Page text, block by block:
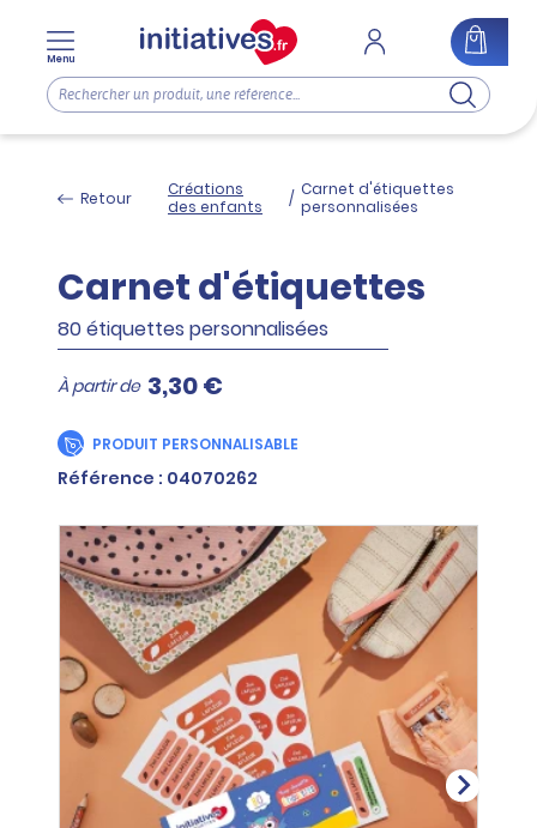
Menu
Retour
Créations
des enfants
/ Carnet d'étiquettes
personnalisées
Carnet d'étiquettes
80 étiquettes personnalisées
À partir de 3,30 €
PRODUIT PERSONNALISABLE
Référence : 04070262